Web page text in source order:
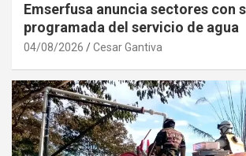
Emserfusa anuncia sectores con
programada del servicio de agua
04/08/2026 Cesar Gantiva